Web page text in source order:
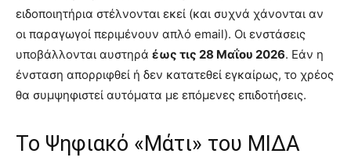
ειδοποιητήρια στέλνονται εκεί (και συχνά χάνονται αν
οι παραγωγοί περιμένουν απλό email). Οι ενστάσεις
υποβάλλονται αυστηρά έως τις 28 Μαΐου 2026. Εάν η
ένσταση απορριφθεί ή δεν κατατεθεί εγκαίρως, το χρέος
θα συμψηφιστεί αυτόματα με επόμενες επιδοτήσεις.
Το Ψηφιακό «Μάτι» του ΜΙΔΑ